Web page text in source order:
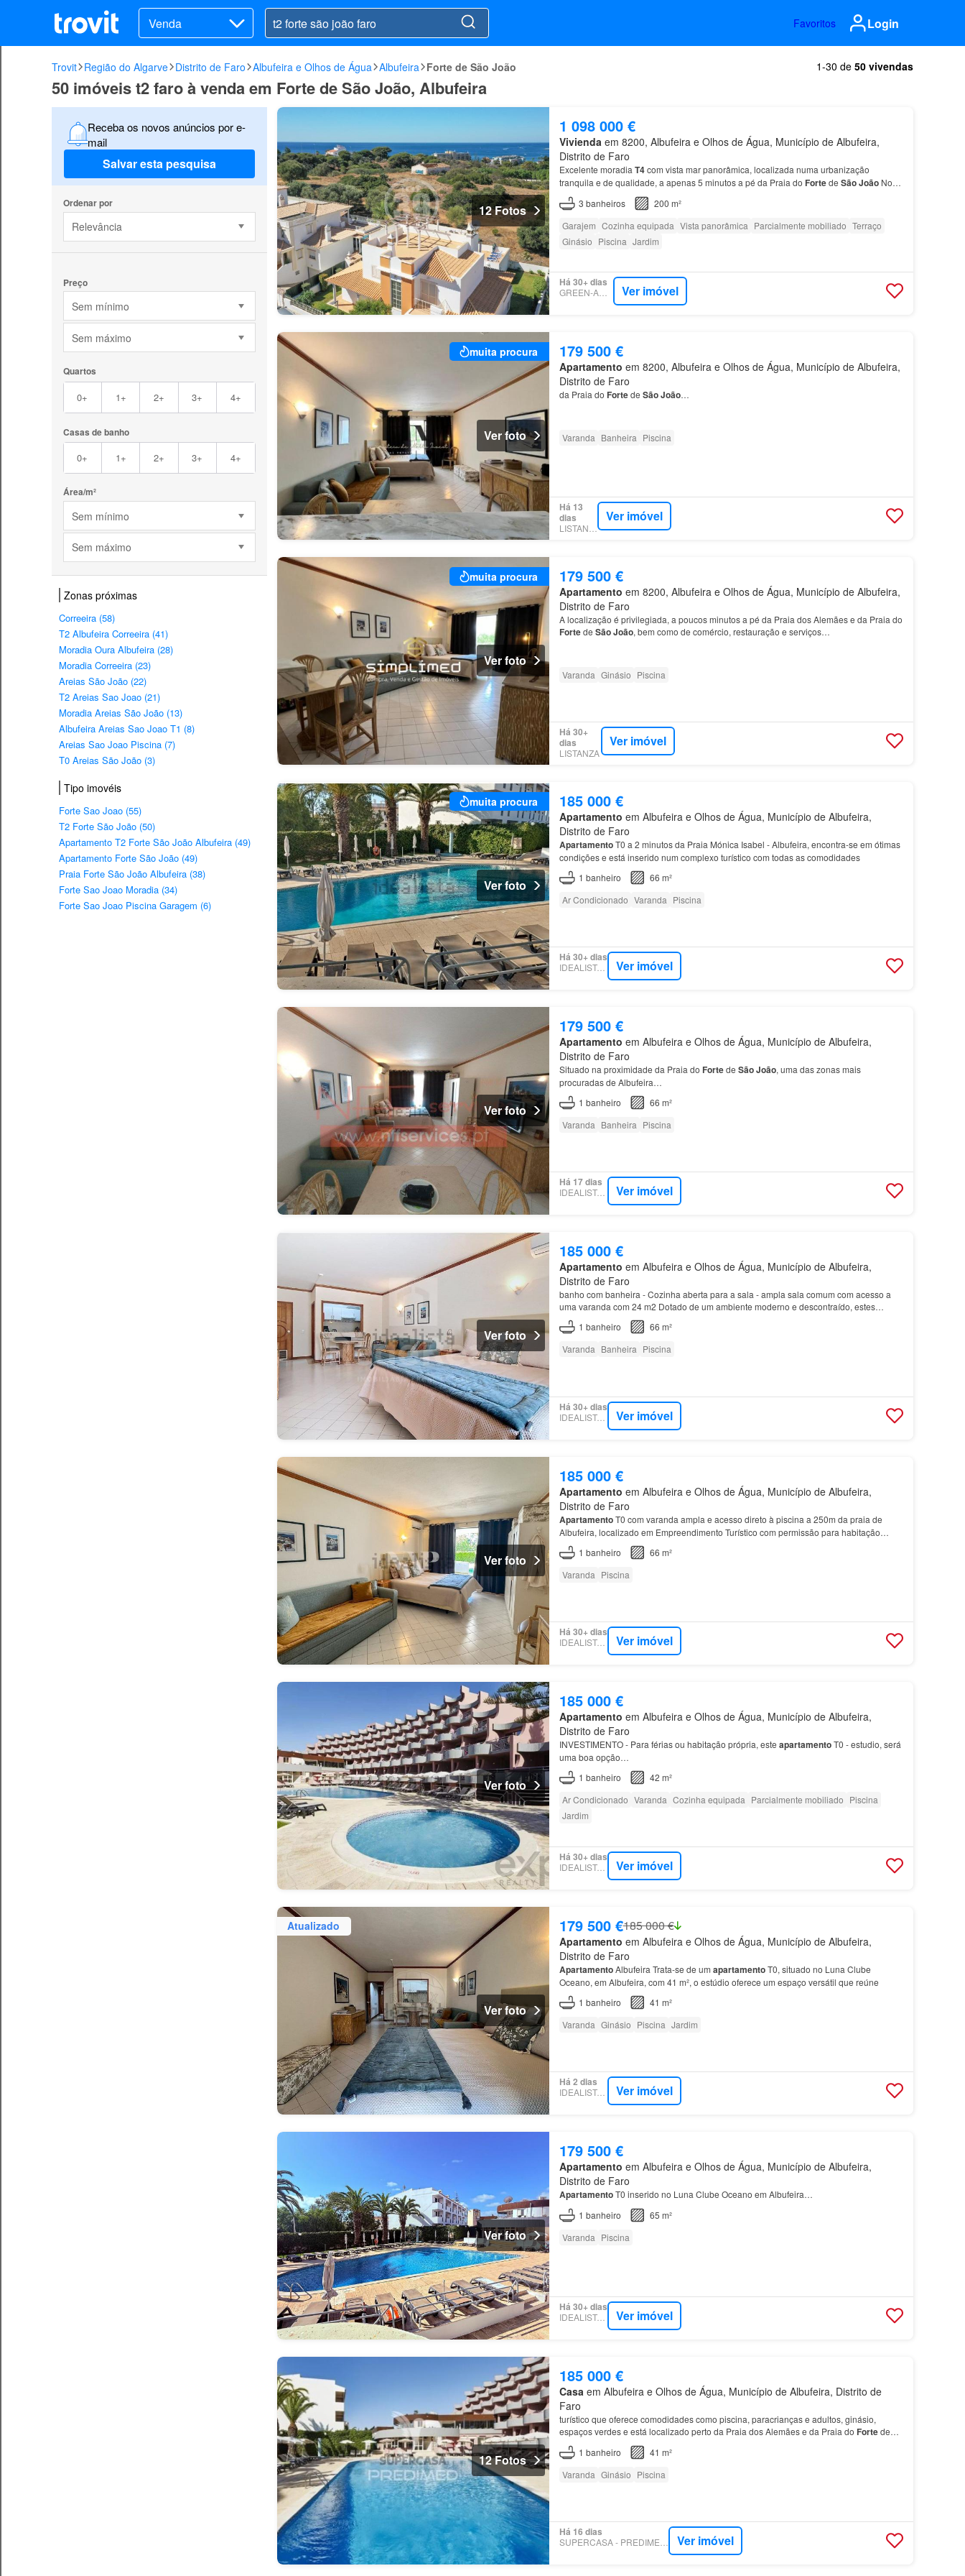
Venda Favoritos Login
Trovit Região do Algarve Distrito de Faro Albufeira e Olhos de Água Albufeira Forte de São João 1-30 de 50 vivendas
50 imóveis t2 faro à venda em Forte de São João, Albufeira
Receba os novos anúncios por e-
mail
Salvar esta pesquisa
Ordenar por
Relevância
Preço
Sem mínimo
Sem máximo
Quartos
0+ 1+ 2+ 3+ 4+
Casas de banho
0+ 1+ 2+ 3+ 4+
Área/m²
Sem mínimo
Sem máximo
Zonas próximas
Correeira (58)
T2 Albufeira Correeira (41)
Moradia Oura Albufeira (28)
Moradia Correeira (23)
Areias São João (22)
T2 Areias Sao Joao (21)
Moradia Areias São João (13)
Albufeira Areias Sao Joao T1 (8)
Areias Sao Joao Piscina (7)
T0 Areias São João (3)
Tipo imovéis
Forte Sao Joao (55)
T2 Forte São João (50)
Apartamento T2 Forte São João Albufeira (49)
Apartamento Forte São João (49)
Praia Forte São João Albufeira (38)
Forte Sao Joao Moradia (34)
Forte Sao Joao Piscina Garagem (6)
12 Fotos
1 098 000 €
Viviendaem 8200, Albufeira e Olhos de Água, Município de Albufeira,
Distrito de Faro
Excelente moradia T4com vista mar panorâmica, localizada numa urbanização
tranquila e de qualidade, a apenas 5 minutos a pé da Praia do Fortede SãoJoãoNo
primeiro
existem três quartos, incluindo uma suíte, e uma casa…
3 banheiros
200 m²
Garajem Cozinha equipada Vista panorâmica Parcialmente mobiliado Terraço
Ginásio Piscina Jardim
Há 30+ dias
GREEN-ACRES Ver imóvel
muita procura
Ver foto
179 500 €
Apartamento em 8200, Albufeira e Olhos de Água, Município de Albufeira,
Distrito de Faro
da Praia do Fortede SãoJoão…
Varanda Banheira Piscina
Há 13
dias
LISTANZA
Ver imóvel
muita procura
Ver foto
179 500 €
Apartamento em 8200, Albufeira e Olhos de Água, Município de Albufeira,
Distrito de Faro
A localização é privilegiada, a poucos minutos a pé da Praia dos Alemães e da Praia do
Fortede SãoJoão, bem como de comércio, restauração e serviços…
Varanda Ginásio Piscina
Há 30+
dias
LISTANZA
Ver imóvel
muita procura
Ver foto
185 000 €
Apartamento em Albufeira e Olhos de Água, Município de Albufeira,
Distrito de Faro
ApartamentoT0 a 2 minutos da Praia Mónica Isabel - Albufeira, encontra-se em ótimas
condições e está inserido num complexo turístico com todas as comodidades
1 banheiro
66 m²
Ar Condicionado Varanda Piscina
Há 30+ dias
IDEALISTA.PT Ver imóvel
Ver foto
179 500 €
Apartamento em Albufeira e Olhos de Água, Município de Albufeira,
Distrito de Faro
Situado na proximidade da Praia do Fortede SãoJoão, uma das zonas mais
procuradas de Albufeira…
1 banheiro
66 m²
Varanda Banheira Piscina
Há 17 dias
IDEALISTA.PT Ver imóvel
Ver foto
185 000 €
Apartamento em Albufeira e Olhos de Água, Município de Albufeira,
Distrito de Faro
banho com banheira - Cozinha aberta para a sala - ampla sala comum com acesso a
uma varanda com 24 m2 Dotado de um ambiente moderno e descontraído, estes
apartamentos
1 banheiro
66 m²
Varanda Banheira Piscina
Há 30+ dias
IDEALISTA.PT Ver imóvel
Ver foto
185 000 €
Apartamento em Albufeira e Olhos de Água, Município de Albufeira,
Distrito de Faro
ApartamentoT0 com varanda ampla e acesso direto à piscina a 250m da praia de
Albufeira, localizado em Empreendimento Turístico com permissão para habitação
Apresentamos este acolhedor
1 banheiro
66 m²
Varanda Piscina
Há 30+ dias
IDEALISTA.PT Ver imóvel
Ver foto
185 000 €
Apartamento em Albufeira e Olhos de Água, Município de Albufeira,
Distrito de Faro
INVESTIMENTO - Para férias ou habitação própria, este apartamentoT0 - estudio, será
uma boa opção…
1 banheiro
42 m²
Ar Condicionado Varanda Cozinha equipada Parcialmente mobiliado Piscina
Jardim
Há 30+ dias
IDEALISTA.PT Ver imóvel
Atualizado
Ver foto
179 500 €185 000 €
Apartamento em Albufeira e Olhos de Água, Município de Albufeira,
Distrito de Faro
ApartamentoAlbufeira Trata‑se de um apartamentoT0, situado no Luna Clube
Oceano, em Albufeira, com 41 m², o estúdio oferece um espaço versátil que reúne
1 banheiro
41 m²
Varanda Ginásio Piscina Jardim
Há 2 dias
IDEALISTA.PT Ver imóvel
Ver foto
179 500 €
Apartamento em Albufeira e Olhos de Água, Município de Albufeira,
Distrito de Faro
ApartamentoT0 inserido no Luna Clube Oceano em Albufeira…
1 banheiro
65 m²
Varanda Piscina
Há 30+ dias
IDEALISTA.PT Ver imóvel
12 Fotos
185 000 €
Casa em Albufeira e Olhos de Água, Município de Albufeira, Distrito de
Faro
turístico que oferece comodidades como piscina, paracrianças e adultos, ginásio,
espaços verdes e está localizado perto da Praia dos Alemães e da Praia do Fortede
São , sendo uma opçãopara investimento ou férias.O imóvel…
1 banheiro
41 m²
Varanda Ginásio Piscina
Há 16 dias
Ver imóvel